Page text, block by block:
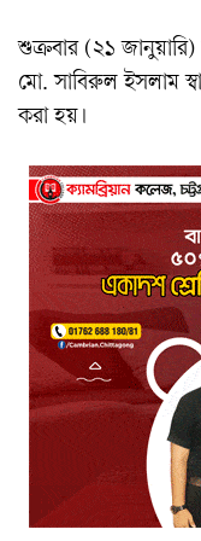
শুক্রবার (২১ জানুয়ারি)
মো. সাবিরুল ইসলাম
করা হয়।